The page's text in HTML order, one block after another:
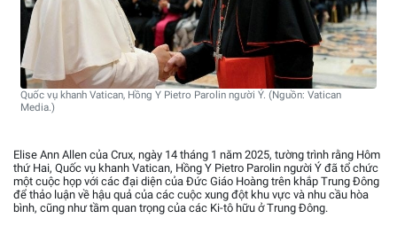
Quốc vụ khanh Vatican, Hồng Y Pietro Parolin người Ý. (Nguồn: Vatican
Media.)
Elise Ann Allen của Crux, ngày 14 tháng 1 năm 2025, tường trình rằng Hôm
thứ Hai, Quốc vụ khanh Vatican, Hồng Y Pietro Parolin người Ý đã tổ chức
một cuộc họp với các đại diện của Đức Giáo Hoàng trên khắp Trung Đông
để thảo luận về hậu quả của các cuộc xung đột khu vực và nhu cầu hòa
bình, cũng như tầm quan trọng của các Ki-tô hữu ở Trung Đông.